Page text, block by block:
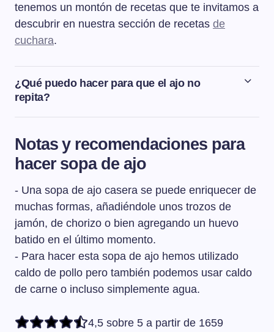
tenemos un montón de recetas que te invitamos a
descubrir en nuestra sección de recetas de
cuchara.
¿Qué puedo hacer para que el ajo no
repita?
Para que el ajo no repita es fundamental sacarle el
Notas y recomendaciones para
hacer sopa de ajo
- Una sopa de ajo casera se puede enriquecer de
muchas formas, añadiéndole unos trozos de
jamón, de chorizo o bien agregando un huevo
batido en el último momento.
- Para hacer esta sopa de ajo hemos utilizado
caldo de pollo pero también podemos usar caldo
de carne o incluso simplemente agua.
4,5 sobre 5 a partir de 1659